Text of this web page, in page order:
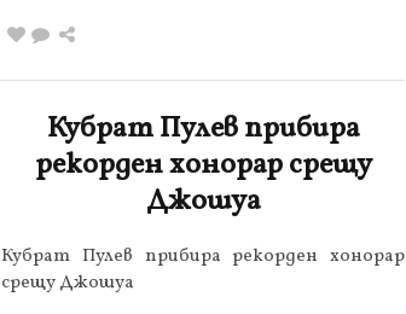
Кубрат Пулев прибира
рекорден хонорар срещу
Джошуа
Кубрат Пулев прибира рекорден хонорар
срещу Джошуа